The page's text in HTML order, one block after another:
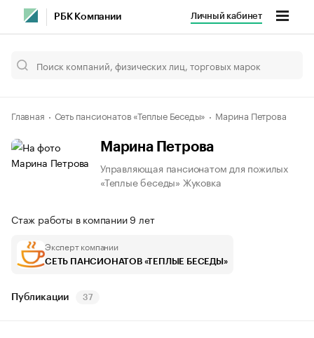
РБК Компании Личный кабинет
Главная Сеть пансионатов «Теплые Беседы» Марина Петрова
Марина Петрова
Управляющая пансионатом для пожилых
«Теплые беседы» Жуковка
Стаж работы в компании 9 лет
Эксперт компании
СЕТЬ ПАНСИОНАТОВ «ТЕПЛЫЕ БЕСЕДЫ»
Публикации 37